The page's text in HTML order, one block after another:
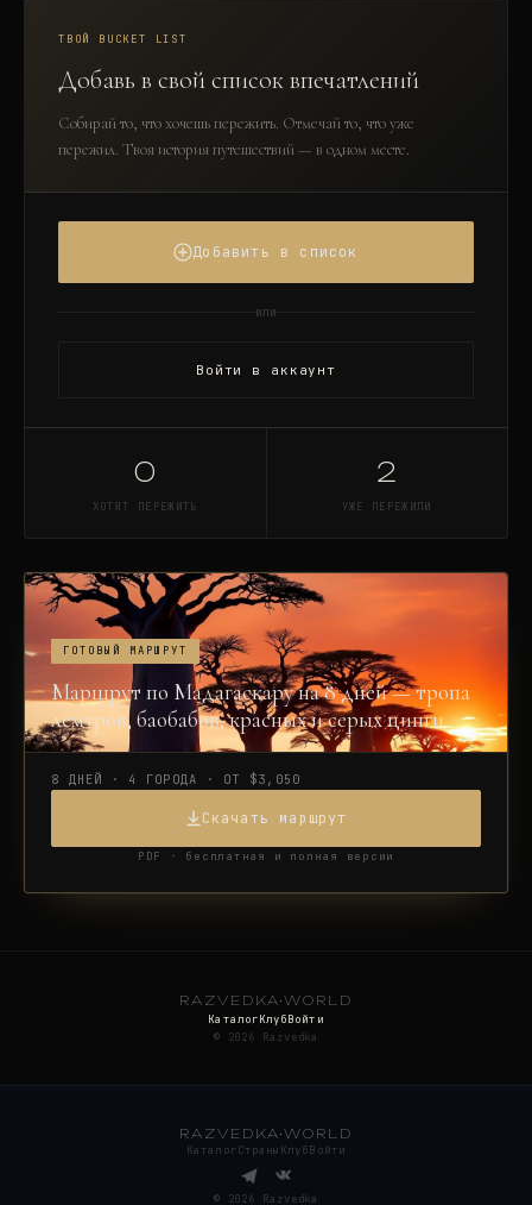
ТВОЙ BUCKET LIST
Добавь в свой список впечатлений
Собирай то, что хочешь пережить. Отмечай то, что уже
пережил. Твоя история путешествий — в одном месте.
Добавить в список
или
Войти в аккаунт
0
ХОТЯТ ПЕРЕЖИТЬ
2
УЖЕ ПЕРЕЖИЛИ
ГОТОВЫЙ МАРШРУТ
Маршрут по Мадагаскару на 8 дней — тропа
лемуров, баобабов, красных и серых цинги
8 ДНЕЙ · 4 ГОРОДА · ОТ $3,050
Скачать маршрут
PDF · бесплатная и полная версии
RAZVEDKA·WORLD
КаталогКлубВойти
©
2026 Razvedka
RAZVEDKA·WORLD
Каталог Страны КлубВойти
© 2026 Razvedka